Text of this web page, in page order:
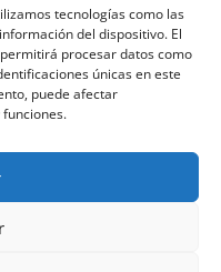
tecnologías como las
del dispositivo. El
procesar datos como
únicas en este
puede afectar
para alta
Métodos de pago
de APPCC